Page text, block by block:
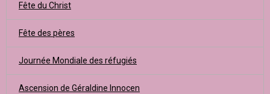
Fête du Christ
Fête des pères
Journée Mondiale des réfugiés
Ascension de Géraldine Innocen